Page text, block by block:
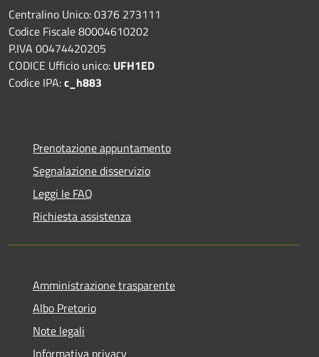
Centralino Unico: 0376 273111
Codice Fiscale 80004610202
P.IVA 00474420205
CODICE Ufficio unico: UFH1ED
Codice IPA:c_h883
Prenotazione appuntamento
Segnalazione disservizio
Leggi le FAQ
Richiesta assistenza
Amministrazione trasparente
Albo Pretorio
Note legali
Informativa privacy